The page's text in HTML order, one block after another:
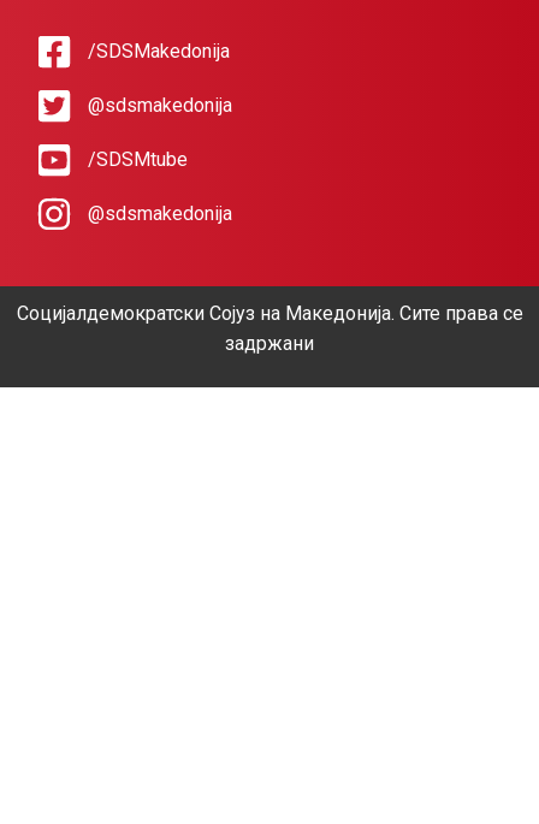
/SDSMakedonija
@sdsmakedonija
/SDSMtube
@sdsmakedonija
Социјалдемократски Сојуз на Македонија. Сите права се
задржани